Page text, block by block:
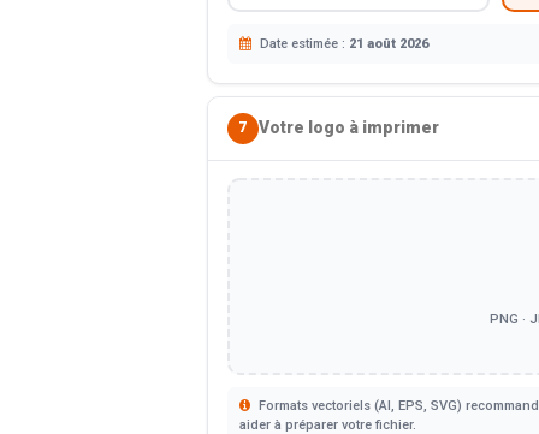
Date estimée : 21 août 2026
7 Votre logo à imprimer
PNG ·
Formats vectoriels (AI, EPS, SVG)
aider à préparer votre fichier.